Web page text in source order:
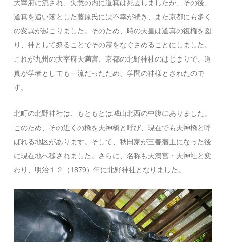
大宰府に流され、失意の内に道真は死去しましたが、その後、
道真を追い落とした藤原氏には不幸が続き、また京都にも多く
の変異が起こりました。そのため、時の天皇は道真の復権を図
り、神として祭ることでその霊をなぐさめることにしました。
これが九州の大宰府天満宮、京都の北野神社のはじまりで、道
真が学者としても一流だったため、学問の神様とされたので
す。
北町の北野神社は、もともとは城山北西の中腹にありました。
このため、その近くの橋を天神橋と呼び、現在でも天神橋と呼
ばれる地区があります。そして、秋田家が三春藩主になった後
に現在地へ移されました。さらに、名称も天満宮・天神社と変
わり、明治１２（1879）年に北野神社となりました。